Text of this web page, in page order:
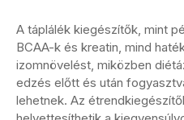
A táplálék kiegészítők, mint
BCAA-k és kreatin, mind
izomnövelést, miközben
edzés előtt és után
lehetnek. Az